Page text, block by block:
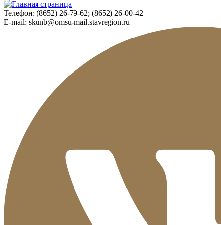
Телефон: (8652) 26-79-62; (8652) 26-00-42
E-mail: skunb@omsu-mail.stavregion.ru